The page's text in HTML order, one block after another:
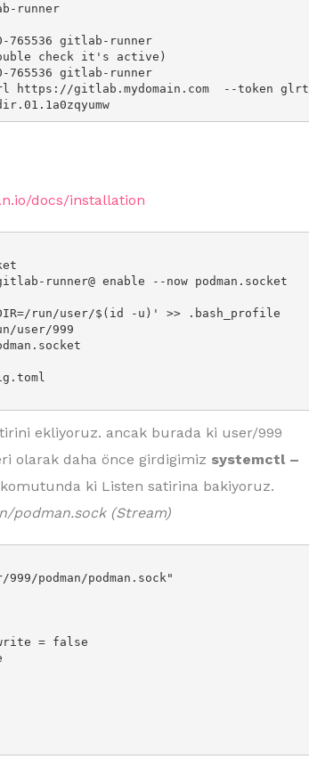
runner
765536 gitlab-runner
check it's active)
765536 gitlab-runner
gitlab.mydomain.com  --token glrt
-portakalordakalbubir Tokendir.01.1a0zqyumw
docs/installation
runner@ enable --now podman.socket
ekliyoruz. ancak burada ki user/999
olarak daha önce girdigimiz systemctl –
komutunda ki Listen satirina bakiyoruz.
podman.sock (Stream)